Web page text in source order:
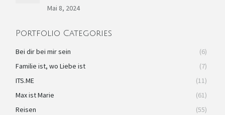
Mai 8, 2024
Portfolio Categories
Bei dir bei mir sein
(6)
Familie ist, wo Liebe ist
(7)
ITS.ME
(11)
Max ist Marie
(61)
Reisen
(55)